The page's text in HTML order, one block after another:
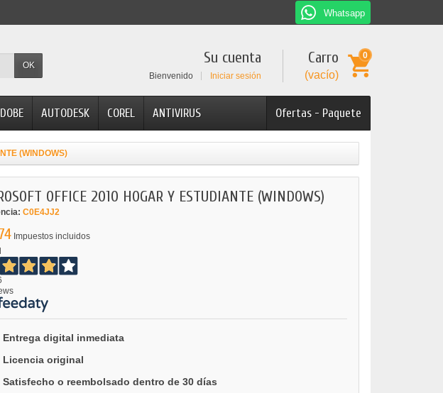
Whatsapp
OK Carro
(vacío)
0
Su cuenta
Bienvenido Iniciar sesión
Ofertas - Paquete
AUTODESK COREL ANTIVIRUS
(WINDOWS)
OFFICE 2010 HOGAR Y ESTUDIANTE (WINDOWS)
C0E4JJ2
Impuestos incluidos
Entrega digital inmediata
Licencia original
Satisfecho o reembolsado dentro de 30 días